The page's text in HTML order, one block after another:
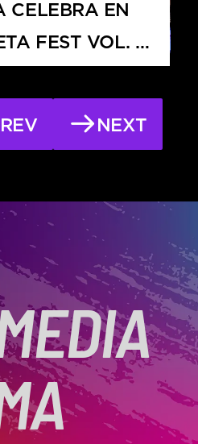
CELEBRA EN
FEST VOL. 3
NEXT